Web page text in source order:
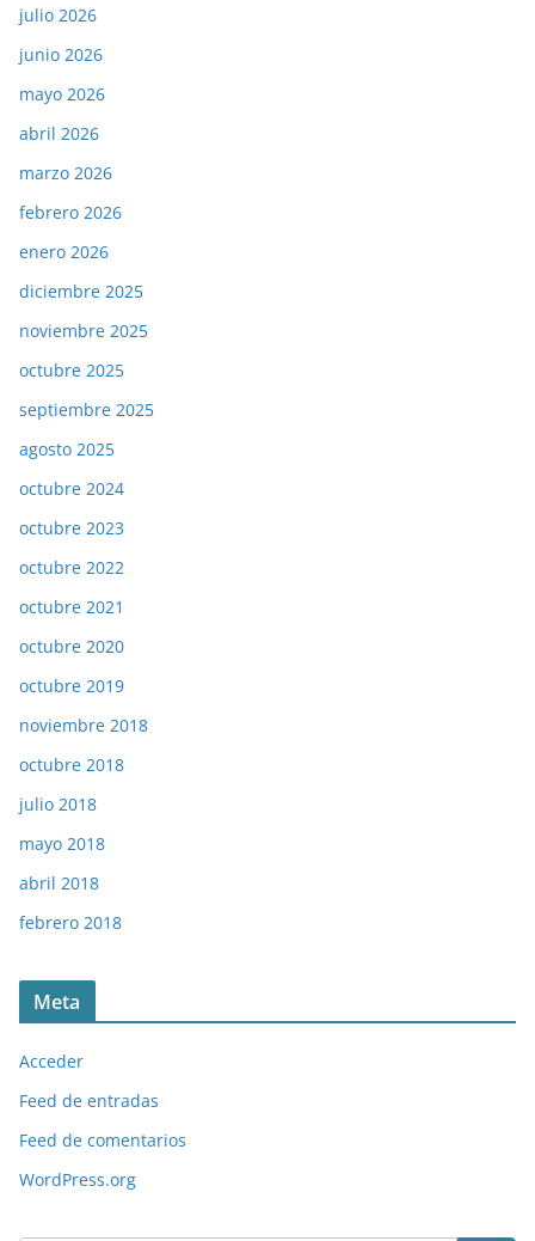
julio 2026
junio 2026
mayo 2026
abril 2026
marzo 2026
febrero 2026
enero 2026
diciembre 2025
noviembre 2025
octubre 2025
septiembre 2025
agosto 2025
octubre 2024
octubre 2023
octubre 2022
octubre 2021
octubre 2020
octubre 2019
noviembre 2018
octubre 2018
julio 2018
mayo 2018
abril 2018
febrero 2018
Meta
Acceder
Feed de entradas
Feed de comentarios
WordPress.org